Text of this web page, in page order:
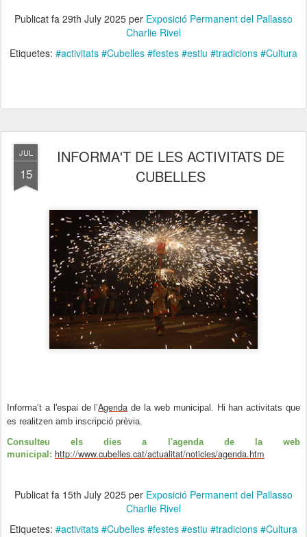
Publicat fa 29th July 2025 per Exposició Permanent del Pallasso
Charlie Rivel
Etiquetes: #activitats #Cubelles #festes #estiu #tradicions #Cultura
JUL
15
INFORMA'T DE LES ACTIVITATS DE
CUBELLES
Informa’t a l'espai de l’Agenda de la web municipal. Hi han activitats que
es realitzen amb inscripció prèvia.
Consulteu els dies a l'agenda de la web
municipal: http://www.cubelles.cat/actualitat/noticies/agenda.htm
Publicat fa 15th July 2025 per Exposició Permanent del Pallasso
Charlie Rivel
Etiquetes: #activitats #Cubelles #festes #estiu #tradicions #Cultura